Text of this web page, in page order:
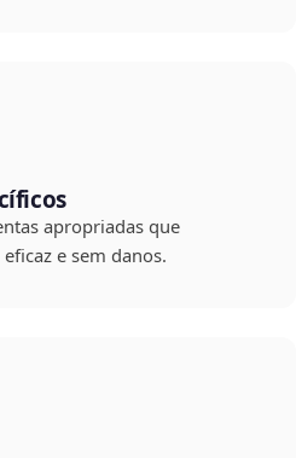
apropriadas que
e sem danos.